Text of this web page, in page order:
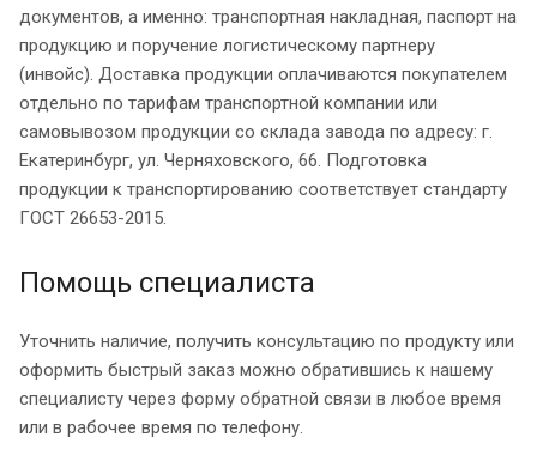
документов, а именно: транспортная накладная, паспорт на
продукцию и поручение логистическому партнеру
(инвойс). Доставка продукции оплачиваются покупателем
отдельно по тарифам транспортной компании или
самовывозом продукции со склада завода по адресу: г.
Екатеринбург, ул. Черняховского, 66. Подготовка
продукции к транспортированию соответствует стандарту
ГОСТ 26653-2015.
Помощь специалиста
Уточнить наличие, получить консультацию по продукту или
оформить быстрый заказ можно обратившись к нашему
специалисту через форму обратной связи в любое время
или в рабочее время по телефону.